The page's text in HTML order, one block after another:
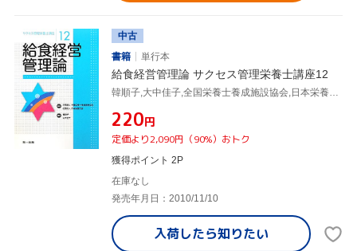
中古
書籍
単行本
給食経営管理論 サクセス管理栄養士講座12
韓順子,大中佳子,全国栄養士養成施設協会,日本栄養士会
¥220円
定価より2,090円（90%）おトク
獲得ポイント 2P
在庫なし
発売年月日：2010/11/10
入荷したら知りたい